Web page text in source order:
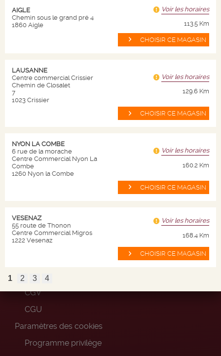
Qui sommes nous ?
Nos magasins
Code de conduite
NOS PRODUITS
Plan site
Vins
Bières
Autres
AIDES
CGV
CGU
Paramètres des cookies
Programme privilège
AIGLE
Chemin sous le grand pré 4
1860 Aigle
Voir les horaires
113.5 Km
CHOISIR CE MAGASIN
LAUSANNE
Centre commercial Crissier
Chemin de Closalet
7
1023 Crissier
Voir les horaires
129.6 Km
CHOISIR CE MAGASIN
NYON LA COMBE
6 rue de la morache
Centre Commercial Nyon La
Combe
1260 Nyon la Combe
Voir les horaires
160.2 Km
CHOISIR CE MAGASIN
VESENAZ
55 route de Thonon
Centre Commercial Migros
1222 Vesenaz
Voir les horaires
168.4 Km
CHOISIR CE MAGASIN
1 2 3 4